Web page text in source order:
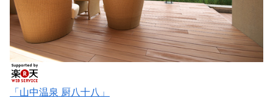
「山中温泉 厨八十八」